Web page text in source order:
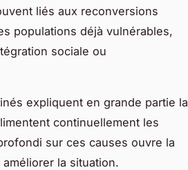
liés aux reconversions
populations déjà vulnérables,
sociale ou
expliquent en grande partie la
continuellement les
sur ces causes ouvre la
la situation.